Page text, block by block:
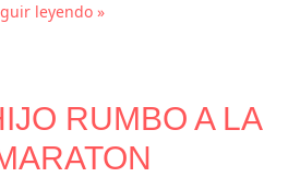
leyendo »
RUMBO A LA